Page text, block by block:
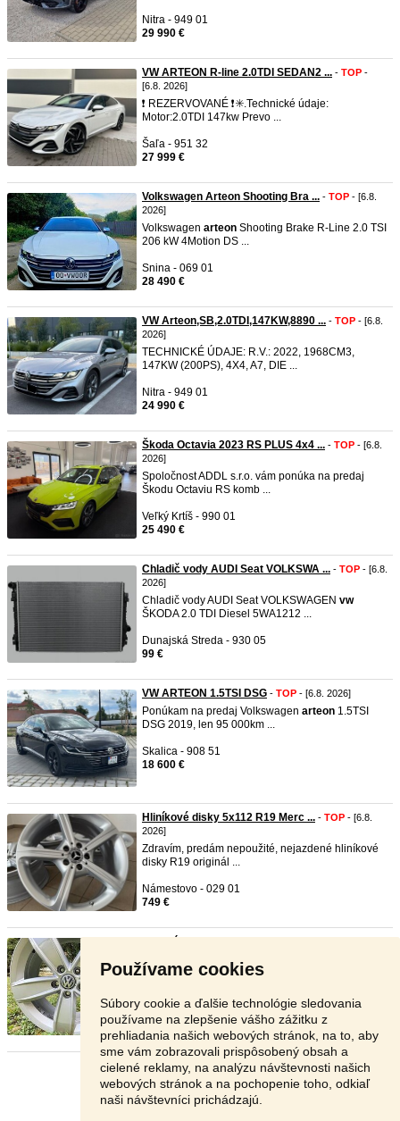
Používame cookies
Súbory cookie a ďalšie technológie sledovania
používame na zlepšenie vášho zážitku z
prehliadania našich webových stránok, na to, aby
sme vám zobrazovali prispôsobený obsah a
cielené reklamy, na analýzu návštevnosti našich
webových stránok a na pochopenie toho, odkiaľ
naši návštevníci prichádzajú.
Nitra - 949 01
29 990 €
VW ARTEON R-line 2.0TDI SEDAN2 ... - TOP -
[6.8. 2026]
❗️ REZERVOVANÉ ❗️✳️.Technické údaje:
Motor:2.0TDI 147kw Prevo ...
Šaľa - 951 32
27 999 €
Volkswagen Arteon Shooting Bra ... - TOP - [6.8.
2026]
Volkswagen arteon Shooting Brake R-Line 2.0 TSI
206 kW 4Motion DS ...
Snina - 069 01
28 490 €
VW Arteon,SB,2.0TDI,147KW,8890 ... - TOP - [6.8.
2026]
TECHNICKÉ ÚDAJE: R.V.: 2022, 1968CM3,
147KW (200PS), 4X4, A7, DIE ...
Nitra - 949 01
24 990 €
Škoda Octavia 2023 RS PLUS 4x4 ... - TOP - [6.8.
2026]
Spoločnost ADDL s.r.o. vám ponúka na predaj
Škodu Octaviu RS komb ...
Veľký Krtíš - 990 01
25 490 €
Chladič vody AUDI Seat VOLKSWA ... - TOP - [6.8.
2026]
Chladič vody AUDI Seat VOLKSWAGEN vw
ŠKODA 2.0 TDI Diesel 5WA1212 ...
Dunajská Streda - 930 05
99 €
VW ARTEON 1.5TSI DSG - TOP - [6.8. 2026]
Ponúkam na predaj Volkswagen arteon 1.5TSI
DSG 2019, len 95 000km ...
Skalica - 908 51
18 600 €
Hliníkové disky 5x112 R19 Merc ... - TOP - [6.8.
2026]
Zdravím, predám nepoužité, nejazdené hliníkové
disky R19 originál ...
Námestovo - 029 01
749 €
Parametre: * Rozmer: 6.5Jx17H2 * R17 * 5x112 *
Nové Mesto n.Váhom - 915 01
290 €
Stránka: 1 2 3 Ďalšia